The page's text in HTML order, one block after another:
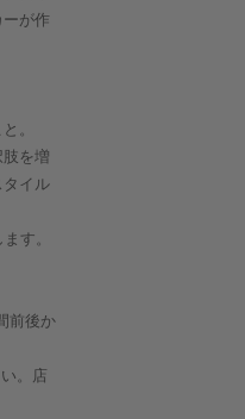
が作
。
を増
イル
す。
前後か
。店